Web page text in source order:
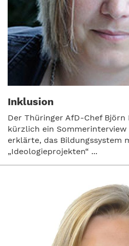
Inklusion
Der Thüringer AfD-Chef Björn
kürzlich ein Sommerinterview
erklärte, das Bildungssystem
„Ideologieprojekten“ ...